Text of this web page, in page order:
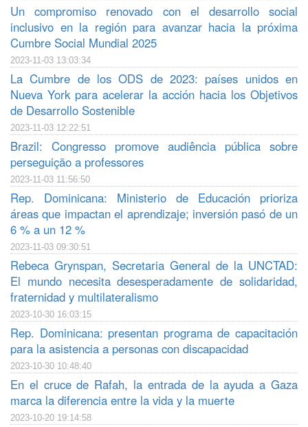
Un compromiso renovado con el desarrollo social
inclusivo en la región para avanzar hacia la próxima
Cumbre Social Mundial 2025
2023-11-03 13:03:34
La Cumbre de los ODS de 2023: países unidos en
Nueva York para acelerar la acción hacia los Objetivos
de Desarrollo Sostenible
2023-11-03 12:22:51
Brazil: Congresso promove audiência pública sobre
perseguição a professores
2023-11-03 11:56:50
Rep. Dominicana: Ministerio de Educación prioriza
áreas que impactan el aprendizaje; inversión pasó de un
6 % a un 12 %
2023-11-03 09:30:51
Rebeca Grynspan, Secretaria General de la UNCTAD:
El mundo necesita desesperadamente de solidaridad,
fraternidad y multilateralismo
2023-10-30 16:03:15
Rep. Dominicana: presentan programa de capacitación
para la asistencia a personas con discapacidad
2023-10-30 10:48:40
En el cruce de Rafah, la entrada de la ayuda a Gaza
marca la diferencia entre la vida y la muerte
2023-10-20 19:14:58